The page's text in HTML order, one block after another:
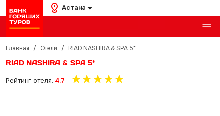
Астана
Главная / Отели / RIAD NASHIRA & SPA 5*
RIAD NASHIRA & SPA 5*
Рейтинг отеля: 4.7